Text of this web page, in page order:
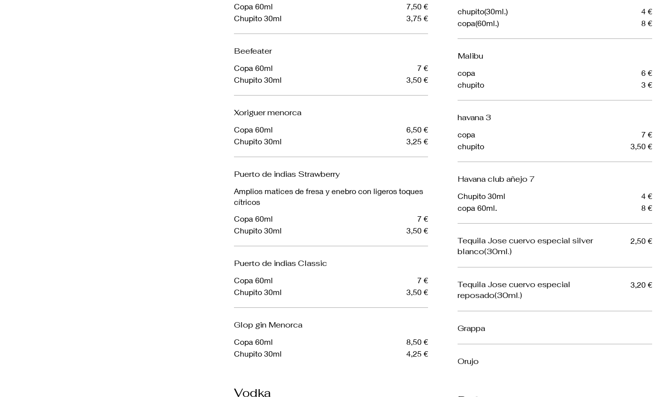
Copa 60ml
7,50 €
Chupito 30ml
3,75 €
Beefeater
Copa 60ml
7 €
Chupito 30ml
3,50 €
Xoriguer menorca
Copa 60ml
6,50 €
Chupito 30ml
3,25 €
Puerto de indias Strawberry
Amplios matices de fresa y enebro con ligeros toques
cítricos
Copa 60ml
7 €
Chupito 30ml
3,50 €
Puerto de indias Classic
Copa 60ml
7 €
Chupito 30ml
3,50 €
Glop gin Menorca
Copa 60ml
8,50 €
Chupito 30ml
4,25 €
Vodka
chupito(30ml.)
4 €
copa(60ml.)
8 €
Malibu
copa
6 €
chupito
3 €
havana 3
copa
7 €
chupito
3,50 €
Havana club añejo 7
Chupito 30ml
4 €
copa 60ml.
8 €
Tequila Jose cuervo especial silver
blanco(30ml.)
2,50 €
Tequila Jose cuervo especial
reposado(30ml.)
3,20 €
Grappa
Orujo